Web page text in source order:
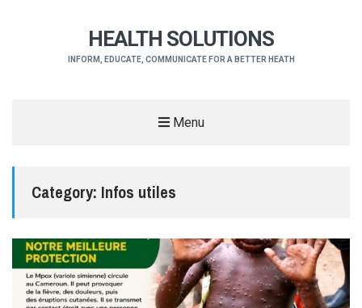
HEALTH SOLUTIONS
INFORM, EDUCATE, COMMUNICATE FOR A BETTER HEATH
Menu
Category: Infos utiles